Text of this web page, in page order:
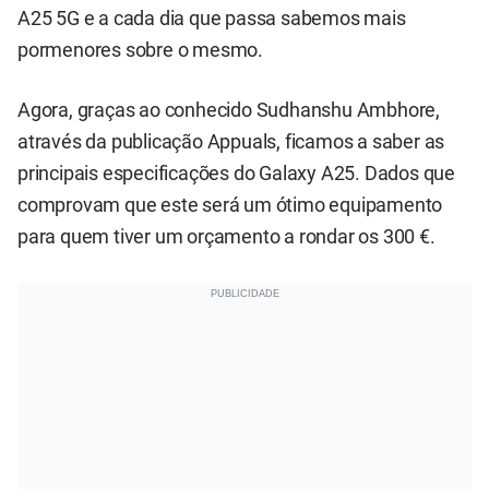
A25 5G e a cada dia que passa sabemos mais
pormenores sobre o mesmo.
Agora, graças ao conhecido Sudhanshu Ambhore,
através da publicação Appuals, ficamos a saber as
principais especificações do Galaxy A25. Dados que
comprovam que este será um ótimo equipamento
para quem tiver um orçamento a rondar os 300 €.